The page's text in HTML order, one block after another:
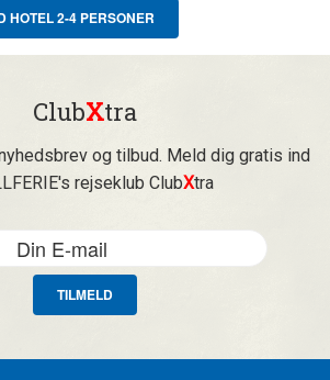
HOTEL 2-4 PERSONER
ClubXtra
og tilbud. Meld dig gratis ind
rejseklub ClubXtra
TILMELD